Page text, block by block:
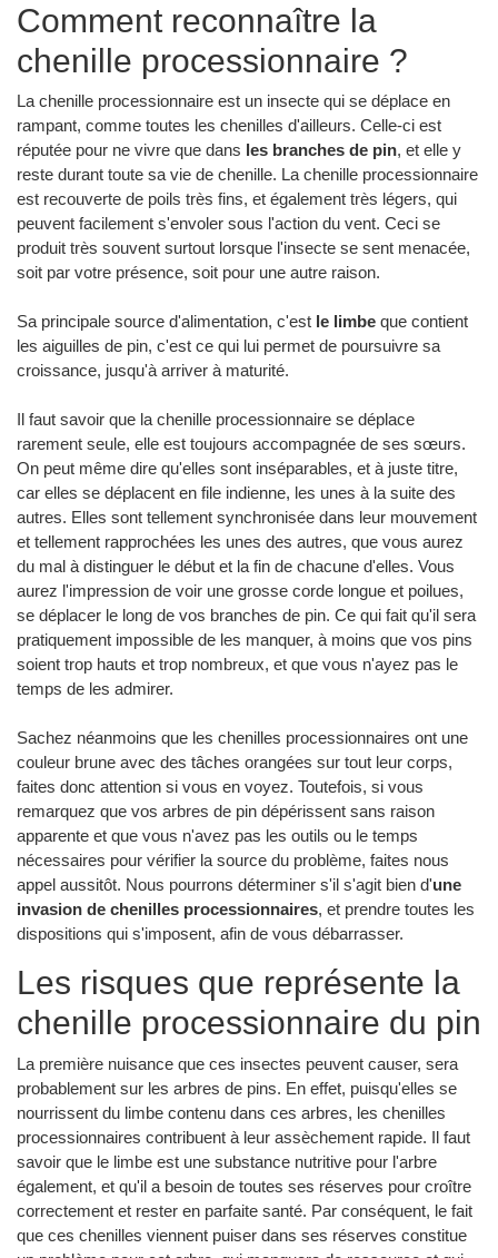
Comment reconnaître la
chenille processionnaire ?
La chenille processionnaire est un insecte qui se déplace en
rampant, comme toutes les chenilles d'ailleurs. Celle-ci est
réputée pour ne vivre que dans les branches de pin, et elle y
reste durant toute sa vie de chenille. La chenille processionnaire
est recouverte de poils très fins, et également très légers, qui
peuvent facilement s'envoler sous l'action du vent. Ceci se
produit très souvent surtout lorsque l'insecte se sent menacée,
soit par votre présence, soit pour une autre raison.
Sa principale source d'alimentation, c'est le limbe que contient
les aiguilles de pin, c'est ce qui lui permet de poursuivre sa
croissance, jusqu'à arriver à maturité.
Il faut savoir que la chenille processionnaire se déplace
rarement seule, elle est toujours accompagnée de ses sœurs.
On peut même dire qu'elles sont inséparables, et à juste titre,
car elles se déplacent en file indienne, les unes à la suite des
autres. Elles sont tellement synchronisée dans leur mouvement
et tellement rapprochées les unes des autres, que vous aurez
du mal à distinguer le début et la fin de chacune d'elles. Vous
aurez l'impression de voir une grosse corde longue et poilues,
se déplacer le long de vos branches de pin. Ce qui fait qu'il sera
pratiquement impossible de les manquer, à moins que vos pins
soient trop hauts et trop nombreux, et que vous n'ayez pas le
temps de les admirer.
Sachez néanmoins que les chenilles processionnaires ont une
couleur brune avec des tâches orangées sur tout leur corps,
faites donc attention si vous en voyez. Toutefois, si vous
remarquez que vos arbres de pin dépérissent sans raison
apparente et que vous n'avez pas les outils ou le temps
nécessaires pour vérifier la source du problème, faites nous
appel aussitôt. Nous pourrons déterminer s'il s'agit bien d'une
invasion de chenilles processionnaires, et prendre toutes les
dispositions qui s'imposent, afin de vous débarrasser.
Les risques que représente la
chenille processionnaire du pin
La première nuisance que ces insectes peuvent causer, sera
probablement sur les arbres de pins. En effet, puisqu'elles se
nourrissent du limbe contenu dans ces arbres, les chenilles
processionnaires contribuent à leur assèchement rapide. Il faut
savoir que le limbe est une substance nutritive pour l'arbre
également, et qu'il a besoin de toutes ses réserves pour croître
correctement et rester en parfaite santé. Par conséquent, le fait
que ces chenilles viennent puiser dans ses réserves constitue